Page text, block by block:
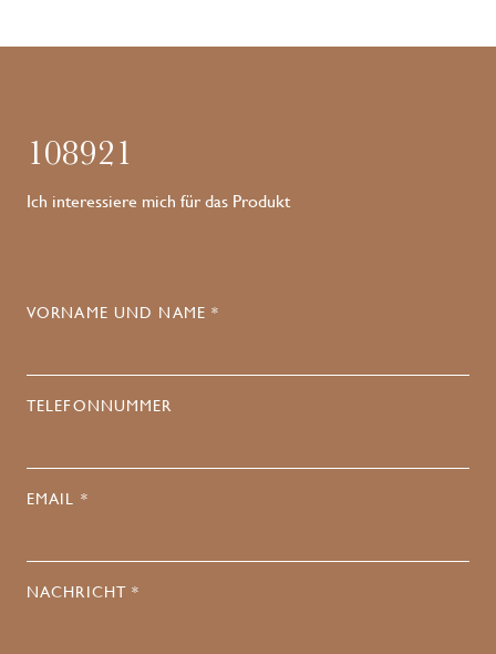
108921
Ich interessiere mich für das Produkt
VORNAME UND NAME *
TELEFONNUMMER
EMAIL *
NACHRICHT *